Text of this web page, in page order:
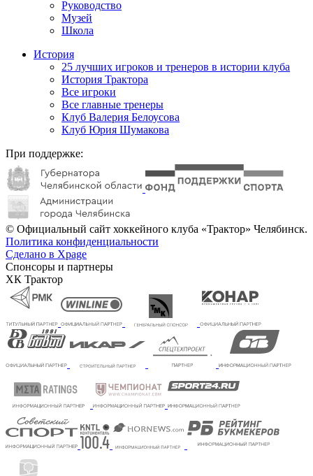
Руководство
Музей
Школа
История
25 лучших игроков и тренеров в истории клуба
История Трактора
Все игроки
Все главные тренеры
Клуб Валерия Белоусова
Клуб Юрия Шумакова
При поддержке:
© Официальный сайт хоккейного клуба «Трактор» Челябинск.
Политика конфиденциальности
Сделано в Xpage
Спонсоры и партнеры
ХК Трактор